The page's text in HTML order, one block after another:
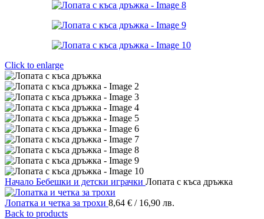
Click to enlarge
Начало Бебешки и детски играчки Лопата с къса дръжка
Лопатка и четка за трохи 8,64 € / 16,90 лв.
Back to products